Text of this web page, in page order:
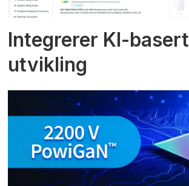
Integrerer KI-basert
utvikling